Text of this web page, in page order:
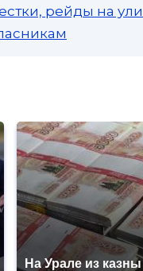
рейды на
На Урале из казны